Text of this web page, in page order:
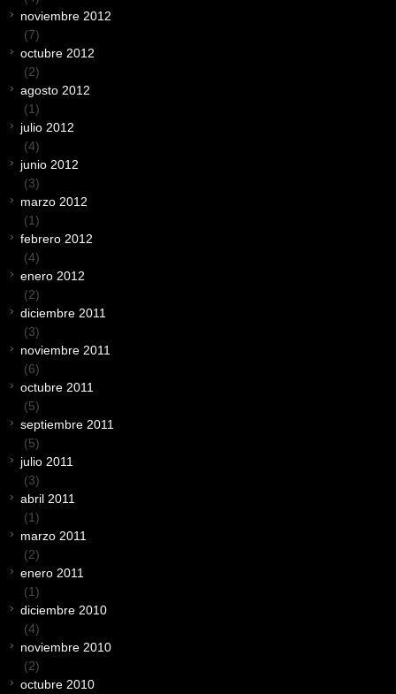
noviembre 2012
(7)
octubre 2012
(2)
agosto 2012
(1)
julio 2012
(4)
junio 2012
(3)
marzo 2012
(1)
febrero 2012
(4)
enero 2012
(2)
diciembre 2011
(3)
noviembre 2011
(6)
octubre 2011
(5)
septiembre 2011
(5)
julio 2011
(3)
abril 2011
(1)
marzo 2011
(2)
enero 2011
(1)
diciembre 2010
(4)
noviembre 2010
(2)
octubre 2010